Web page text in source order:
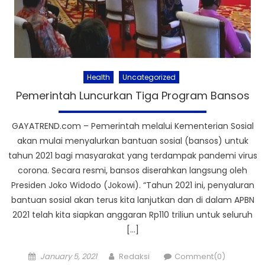
Health Uncategorized
Pemerintah Luncurkan Tiga Program Bansos
GAYATREND.com – Pemerintah melalui Kementerian Sosial
akan mulai menyalurkan bantuan sosial (bansos) untuk
tahun 2021 bagi masyarakat yang terdampak pandemi virus
corona. Secara resmi, bansos diserahkan langsung oleh
Presiden Joko Widodo (Jokowi). “Tahun 2021 ini, penyaluran
bantuan sosial akan terus kita lanjutkan dan di dalam APBN
2021 telah kita siapkan anggaran Rp110 triliun untuk seluruh
[…]
Posted
January 5, 2021 Author
Redaksi Comment(0)